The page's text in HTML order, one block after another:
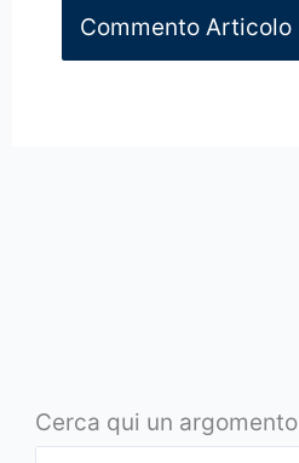
Cerca qui un argomento